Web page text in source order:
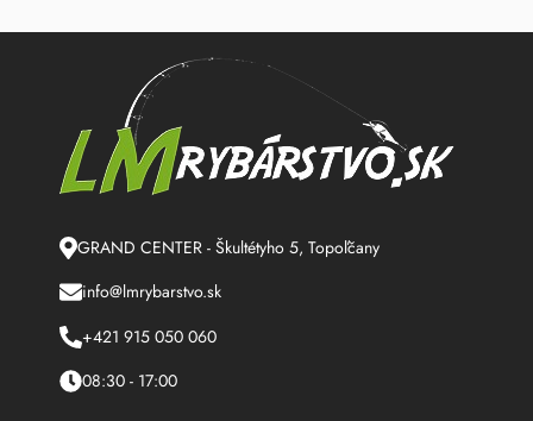
GRAND CENTER - Škultétyho 5, Topoľčany
info@lmrybarstvo.sk
+421 915 050 060
08:30 - 17:00